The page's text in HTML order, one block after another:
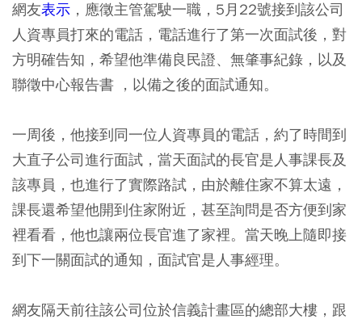
網友表示 ，應徵主管駕駛一職，5月22號接到該公司
人資專員打來的電話，電話進行了第一次面試後，對
方明確告知，希望他準備良民證、無肇事紀錄，以及
聯徵中心報告書 ，以備之後的面試通知。
一周後，他接到同一位人資專員的電話，約了時間到
大直子公司進行面試，當天面試的長官是人事課長及
該專員，也進行了實際路試，由於離住家不算太遠，
課長還希望他開到住家附近，甚至詢問是否方便到家
裡看看，他也讓兩位長官進了家裡。當天晚上隨即接
到下一關面試的通知，面試官是人事經理。
網友隔天前往該公司位於信義計畫區的總部大樓，跟